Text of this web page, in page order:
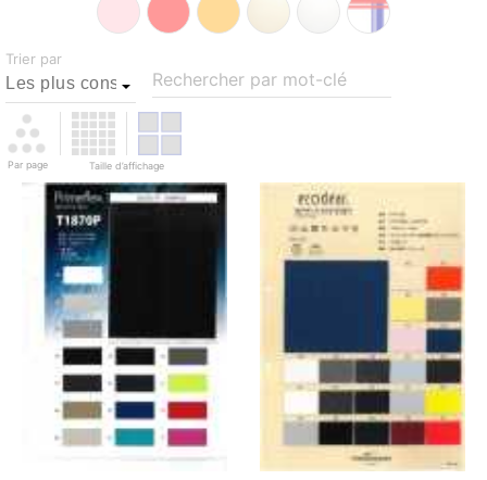
Trier par
Rechercher par mot-clé
Par page Taille d’affichage